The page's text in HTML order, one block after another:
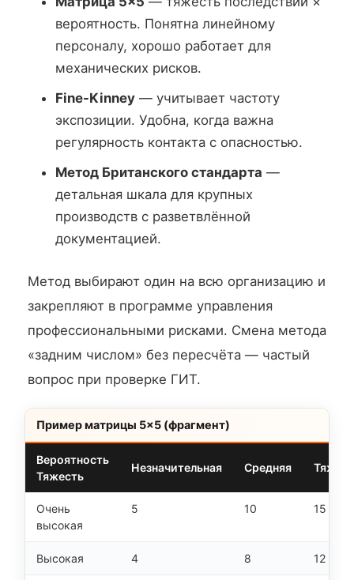
вероятность. Понятна линейному
персоналу, хорошо работает для
механических рисков.
Fine-Kinney — учитывает частоту
экспозиции. Удобна, когда важна
регулярность контакта с опасностью.
Метод Британского стандарта —
детальная шкала для крупных
производств с разветвлённой
документацией.
Метод выбирают один на всю организацию и
закрепляют в программе управления
профессиональными рисками. Смена метода
«задним числом» без пересчёта — частый
вопрос при проверке ГИТ.
Пример матрицы 5×5 (фрагмент)
Вероятность
Тяжесть
Незначительная Средняя
Очень
высокая
5 10 15
Высокая 4 8 12